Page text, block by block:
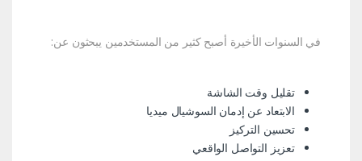
في السنوات الأخيرة أصبح كثير من المستخدمين يبحثون عن:
تقليل وقت الشاشة
الابتعاد عن إدمان السوشيال ميديا
تحسين التركيز
تعزيز التواصل الواقعي